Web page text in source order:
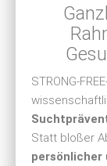
STRONG-
Statt bloßer
persönlicher